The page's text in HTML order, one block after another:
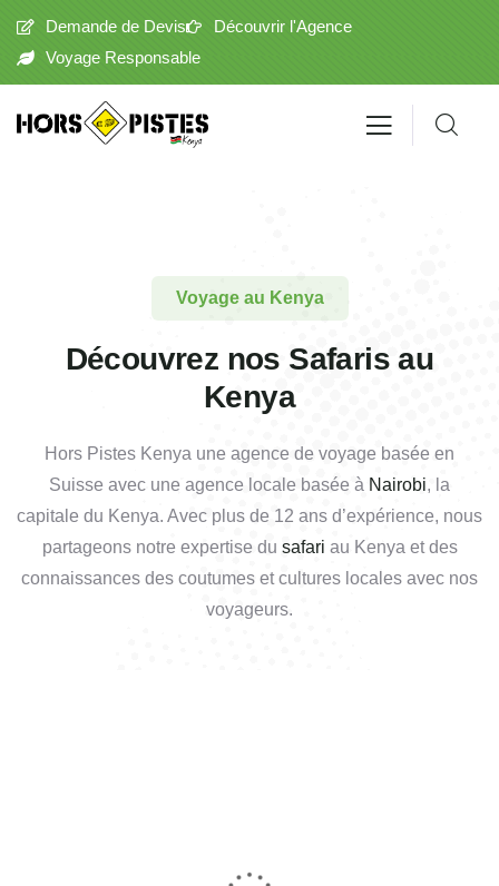
Demande de Devis
Découvrir l'Agence
Voyage Responsable
Voyage au Kenya
Découvrez nos Safaris au
Kenya
Hors Pistes Kenya une agence de voyage basée en
Suisse avec une agence locale basée à Nairobi, la
capitale du Kenya. Avec plus de 12 ans d’expérience, nous
partageons notre expertise du safari au Kenya et des
connaissances des coutumes et cultures locales avec nos
voyageurs.